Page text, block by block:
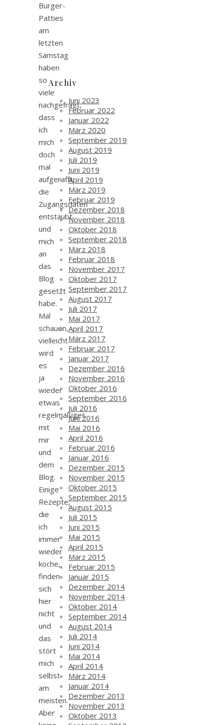
Burger-
Patties
am
letzten
Samstag
haben
so
viele
nachgefragt,
dass
ich
mich
doch
mal
aufgerafft,
die
Zugangsdaten
entstaubt
und
mich
an
das
Blog
gesetzt
habe.
Mal
schauen,
vielleicht
wird
es
ja
wieder
etwas
regelmäßiges
mit
mir
und
dem
Blog.
Einige
Rezepte,
die
ich
immer
wieder
koche,
finden
sich
hier
nicht
und
das
stört
mich
selbst
am
meisten.
Aber
Archiv
Juni 2023
Februar 2022
Januar 2022
März 2020
September 2019
August 2019
Juli 2019
Juni 2019
April 2019
März 2019
Februar 2019
Dezember 2018
November 2018
Oktober 2018
September 2018
März 2018
Februar 2018
November 2017
Oktober 2017
September 2017
August 2017
Juli 2017
Mai 2017
April 2017
März 2017
Februar 2017
Januar 2017
Dezember 2016
November 2016
Oktober 2016
September 2016
Juli 2016
Juni 2016
Mai 2016
April 2016
Februar 2016
Januar 2016
Dezember 2015
November 2015
Oktober 2015
September 2015
August 2015
Juli 2015
Juni 2015
Mai 2015
April 2015
März 2015
Februar 2015
Januar 2015
Dezember 2014
November 2014
Oktober 2014
September 2014
August 2014
Juli 2014
Juni 2014
Mai 2014
April 2014
März 2014
Januar 2014
Dezember 2013
November 2013
Oktober 2013